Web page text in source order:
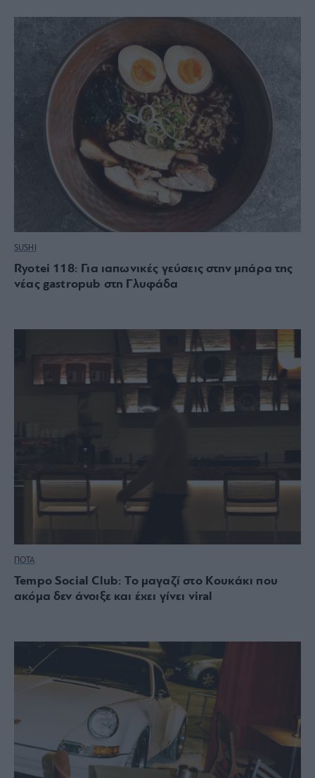
SUSHI
Ryotei 118: Για ιαπωνικές γεύσεις στην μπάρα της
νέας gastropub στη Γλυφάδα
ΠΟΤΑ
Tempo Social Club: Το μαγαζί στο Κουκάκι που
ακόμα δεν άνοιξε και έχει γίνει viral